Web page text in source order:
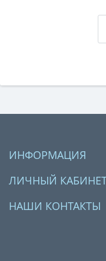
ИНФОРМАЦИЯ
ЛИЧНЫЙ
НАШИ КОНТАКТЫ